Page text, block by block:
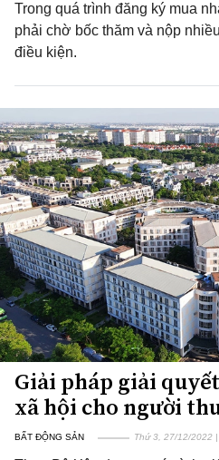
Trong quá trình đăng ký mua
phải chờ bốc thăm và nộp
điều kiện.
Giải pháp giải
xã hội cho người
BẤT ĐỘNG SẢN Thứ 3, 27/12/2022